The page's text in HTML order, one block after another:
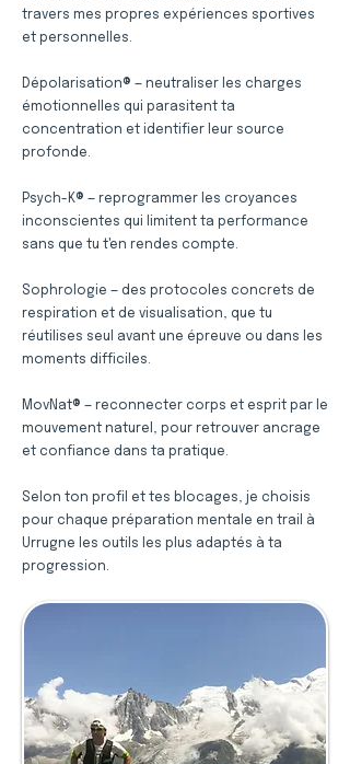
travers mes propres expériences sportives
et personnelles.
Dépolarisation® — neutraliser les charges
émotionnelles qui parasitent ta
concentration et identifier leur source
profonde.
Psych-K® — reprogrammer les croyances
inconscientes qui limitent ta performance
sans que tu t'en rendes compte.
Sophrologie — des protocoles concrets de
respiration et de visualisation, que tu
réutilises seul avant une épreuve ou dans les
moments difficiles.
MovNat® — reconnecter corps et esprit par le
mouvement naturel, pour retrouver ancrage
et confiance dans ta pratique.
Selon ton profil et tes blocages, je choisis
pour chaque préparation mentale en trail à
Urrugne les outils les plus adaptés à ta
progression.